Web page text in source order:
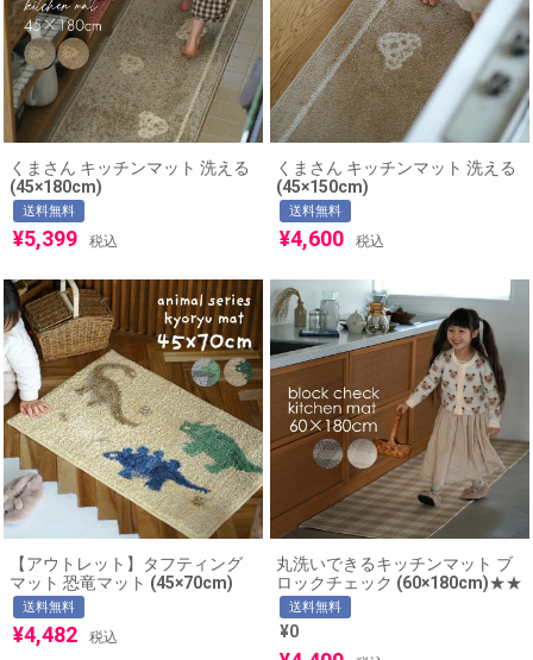
くまさん キッチンマット 洗える
(45×180cm)
送料無料
¥5,399 税込
くまさん キッチンマット 洗える
(45×150cm)
送料無料
¥4,600 税込
【アウトレット】タフティング
マット 恐竜マット (45×70cm)
送料無料
¥4,482 税込
丸洗いできるキッチンマット ブ
ロックチェック (60×180cm)★★
送料無料
¥0